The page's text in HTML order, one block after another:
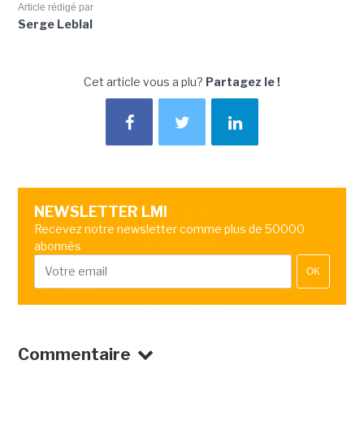
Article rédigé par
Serge Leblal
Cet article vous a plu? Partagez le !
NEWSLETTER LMI
Recevez notre newsletter comme plus de 50000
abonnés
OK
Commentaire